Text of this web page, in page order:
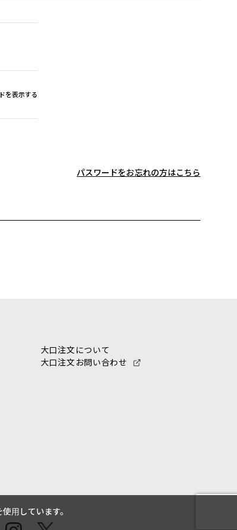
を表示する
パスワードをお忘れの方はこちら
大口注文について
大口注文お問い合わせ
用しています。